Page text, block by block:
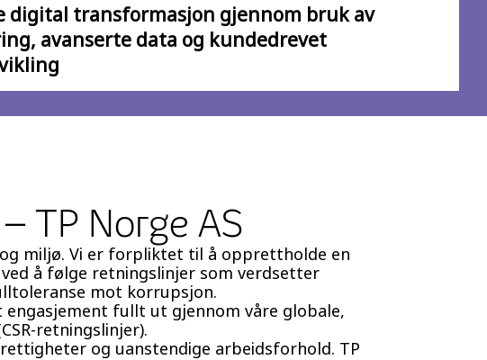
digital transformasjon gjennom bruk av
avanserte data og kundedrevet
TP Norge AS
miljø. Vi er forpliktet til å opprettholde en
å følge retningslinjer som verdsetter
mot korrupsjon.
fullt ut gjennom våre globale,
retningslinjer).
og uanstendige arbeidsforhold. TP